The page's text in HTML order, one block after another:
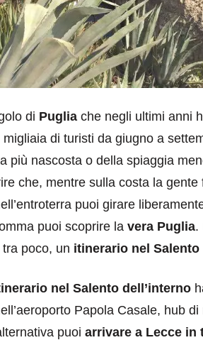
di Puglia che negli ultimi anni
di turisti da giugno a
più nascosta o della spiaggia
che, mentre sulla costa la
puoi girare
puoi scoprire la vera Puglia.
poco, un itinerario nel Salento
nel Salento dell’interno
Papola Casale, hub
puoi arrivare a Lecce in
destinazioni